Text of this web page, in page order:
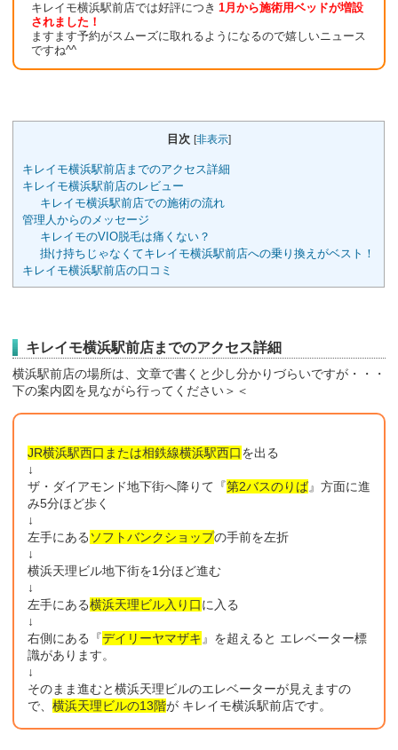
キレイモ横浜駅前店では好評につき 1月から施術用ベッドが増設
されました！
ますます予約がスムーズに取れるようになるので嬉しいニュース
ですね^^
目次 [非表示]
キレイモ横浜駅前店までのアクセス詳細
キレイモ横浜駅前店のレビュー
キレイモ横浜駅前店での施術の流れ
管理人からのメッセージ
キレイモのVIO脱毛は痛くない？
掛け持ちじゃなくてキレイモ横浜駅前店への乗り換えがベスト！
キレイモ横浜駅前店の口コミ
キレイモ横浜駅前店までのアクセス詳細
横浜駅前店の場所は、文章で書くと少し分かりづらいですが・・・
下の案内図を見ながら行ってください＞＜
JR横浜駅西口または相鉄線横浜駅西口を出る
↓
ザ・ダイアモンド地下街へ降りて『第2バスのりば』方面に進
み5分ほど歩く
↓
左手にある ソフトバンクショップの手前を左折
↓
横浜天理ビル地下街を1分ほど進む
↓
左手にある横浜天理ビル入り口に入る
↓
右側にある『デイリーヤマザキ 』を超えると エレベーター標
識があります。
↓
そのまま進むと横浜天理ビルのエレベーターが見えますの
で、 横浜天理ビルの13階が キレイモ横浜駅前店です。